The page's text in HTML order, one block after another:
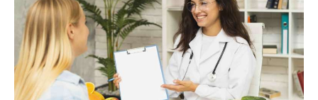
¿QUIÉN SOY?
SERVICIOS
OPINIONES
BLOG